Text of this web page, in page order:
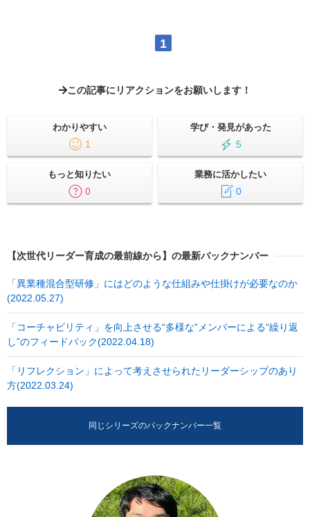
1
この記事にリアクションをお願いします！
わかりやすい
1
学び・発見があった
5
もっと知りたい
0
業務に活かしたい
0
【次世代リーダー育成の最前線から】の最新バックナンバー
「異業種混合型研修」にはどのような仕組みや仕掛けが必要なのか
(2022.05.27)
「コーチャビリティ」を向上させる“多様な”メンバーによる“繰り返
し”のフィードバック(2022.04.18)
「リフレクション」によって考えさせられたリーダーシップのあり
方(2022.03.24)
同じシリーズのバックナンバー一覧